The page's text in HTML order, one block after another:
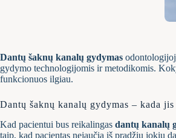
Dantų šaknų kanalų gydymas
gydymo technologijomis ir metodikomis.
funkcionuos ilgiau.
Dantų šaknų kanalų gydymas – kada
Kad pacientui bus reikalingas dantų kanalų
taip, kad pacientas nejaučia iš pradžių jokių